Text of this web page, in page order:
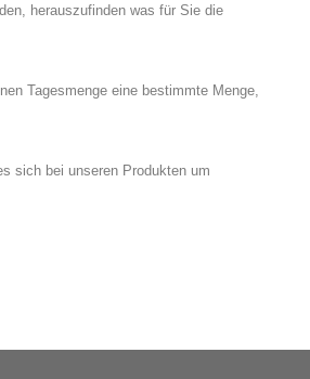
herauszufinden was für Sie die
Tagesmenge eine bestimmte Menge,
sich bei unseren Produkten um